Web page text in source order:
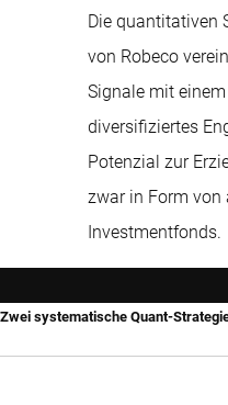
Die quantitativen
von Robeco
Signale mit
diversifiziertes
Potenzial zur
zwar in Form von
Investmentfonds.
Zwei systematische Quant-